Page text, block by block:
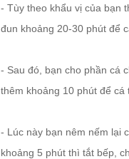
- Tùy theo khẩu vị của bạn
đun khoảng 20-30 phút để
- Sau đó, bạn cho phần cá
thêm khoảng 10 phút để cá
- Lúc này bạn nêm nếm lại
khoảng 5 phút thì tắt bếp,